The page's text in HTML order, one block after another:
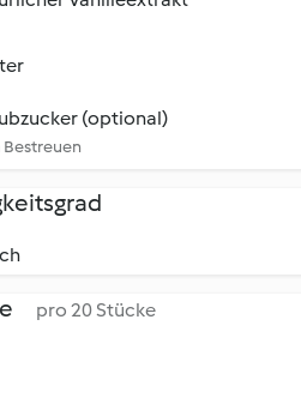
(optional)
Bestreuen
pro 20 Stücke